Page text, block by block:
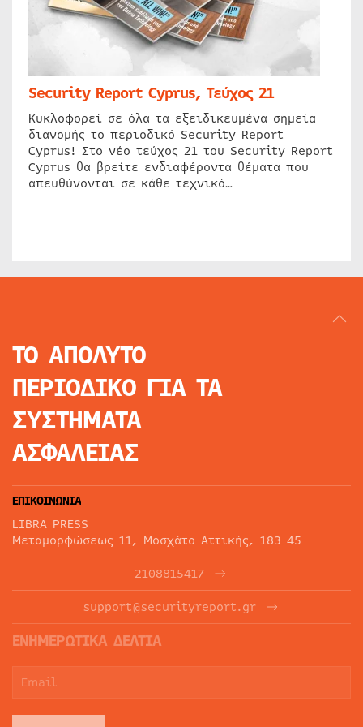
Security Report Cyprus, Τεύχος 21
Κυκλοφορεί σε όλα τα εξειδικευμένα σημεία
διανομής το περιοδικό Security Report
Cyprus! Στο νέο τεύχος 21 του Security Report
Cyprus θα βρείτε ενδιαφέροντα θέματα που
απευθύνονται σε κάθε τεχνικό…
ΤΟ ΑΠΟΛΥΤΟ
ΠΕΡΙΟΔΙΚΟ ΓΙΑ ΤΑ
ΣΥΣΤΗΜΑΤΑ
ΑΣΦΑΛΕΙΑΣ
ΕΠΙΚΟΙΝΩΝΙΑ
LIBRA PRESS
Μεταμορφώσεως 11, Μοσχάτο Αττικής, 183 45
2108815417
support@securityreport.gr
ΕΝΗΜΕΡΩΤΙΚΑ ΔΕΛΤΙΑ